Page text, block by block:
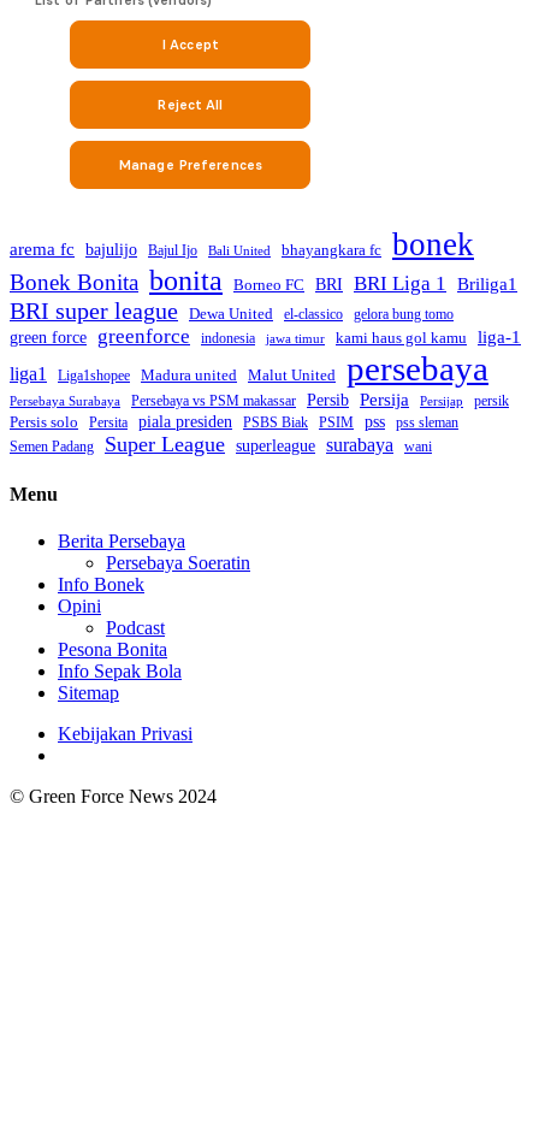
arema fc bajulijo Bajul Ijo Bali United bhayangkara fc bonek
Bonek Bonita bonita Borneo FC BRI BRI Liga 1 Briliga1
BRI super league Dewa United el-classico gelora bung tomo
green force greenforce indonesia jawa timur kami haus gol kamu liga-1
liga1 Liga1shopee Madura united Malut United persebaya
Persebaya Surabaya Persebaya vs PSM makassar Persib Persija Persijap persik
Persis solo Persita piala presiden PSBS Biak PSIM pss
pss sleman
Semen Padang
Super League superleague surabaya wani
Menu
Berita Persebaya
Persebaya Soeratin
Info Bonek
Opini
Podcast
Pesona Bonita
Info Sepak Bola
Sitemap
Kebijakan Privasi
© Green Force News 2024